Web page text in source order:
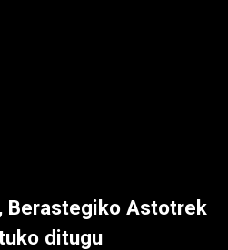
Berastegiko Astotrek
ditugu